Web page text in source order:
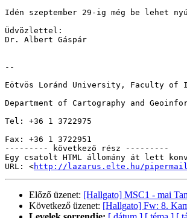
Idén szeptember 29-ig még be lehet
Üdvözlettel:
Dr. Albert Gáspár
--
Eötvös Loránd University, Faculty of
Department of Cartography and
Tel: +36 1 3722975
Fax: +36 1 3722951
--------- következő rész ---------
Egy csatolt HTML állomány át lett
URL: <http://lazarus.elte.hu/pipermail/
Előző üzenet: [Hallgato] MSC1 - mai
Következő üzenet: [Hallgato] Fw: 8.